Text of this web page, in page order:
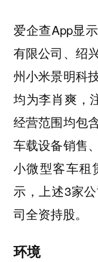
爱企查App显
有限公司、绍
州小米景明科
均为李肖爽，
经营范围均包
车载设备销售
小微型客车租
示，上述3家
司全资持股。
环境